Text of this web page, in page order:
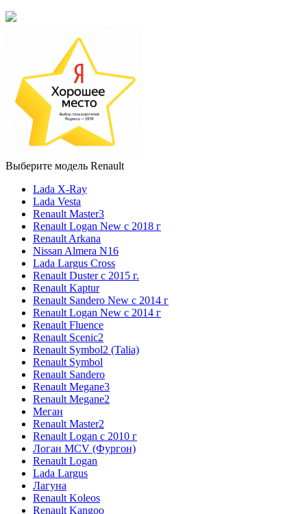
Выберите модель Renault
Lada X-Ray
Lada Vesta
Renault Master3
Renault Logan New с 2018 г
Renault Arkana
Nissan Almera N16
Lada Largus Cross
Renault Duster с 2015 г.
Renault Kaptur
Renault Sandero New с 2014 г
Renault Logan New с 2014 г
Renault Fluence
Renault Scenic2
Renault Symbol2 (Talia)
Renault Symbol
Renault Sandero
Renault Megane3
Renault Megane2
Меган
Renault Master2
Renault Logan c 2010 г
Логан МСV (Фургон)
Renault Logan
Lada Largus
Лагуна
Renault Koleos
Renault Kangoo